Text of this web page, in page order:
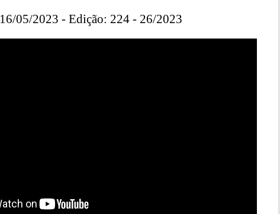
16/05/2023 - Edição: 224 - 26/2023